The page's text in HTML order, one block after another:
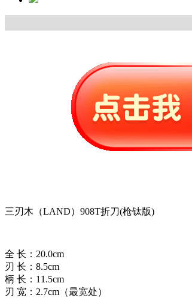
三刃木（LAND）908T折刀(枪钛版)
全 长：20.0cm
刃 长：8.5cm
柄 长：11.5cm
刃 宽：2.7cm（最宽处）